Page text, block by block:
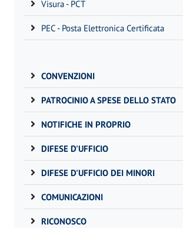
Visura - PCT
PEC - Posta Elettronica Certificata
CONVENZIONI
PATROCINIO A SPESE DELLO STATO
NOTIFICHE IN PROPRIO
DIFESE D'UFFICIO
DIFESE D'UFFICIO DEI MINORI
COMUNICAZIONI
RICONOSCO